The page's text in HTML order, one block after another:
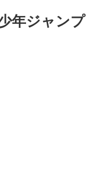
年ジャンプ